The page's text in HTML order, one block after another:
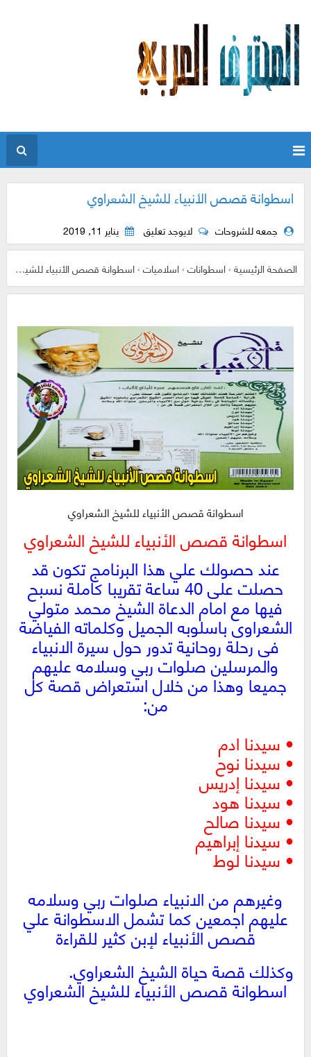
اسطوانة قصص الأنبياء للشيخ الشعراوي
جمعه للشروحات لايوجد تعليق يناير 11, 2019
الصفحة الرئيسية›اسطوانات›اسلاميات›اسطوانة قصص الأنبياء للشيخ الشعراوي
اسطوانة قصص الأنبياء للشيخ الشعراوي
اسطوانة قصص الأنبياء للشيخ الشعراوي
عند حصولك علي هذا البرنامج تكون قد
حصلت على 40 ساعة تقريبا كاملة نسبح
فيها مع امام الدعاة الشيخ محمد متولي
الشعراوى باسلوبه الجميل وكلماته الفياضة
فى رحلة روحانية تدور حول سيرة الانبياء
والمرسلين صلوات ربي وسلامه عليهم
جميعا وهذا من خلال استعراض قصة كل
من:
• سيدنا ادم
• سيدنا نوح
• سيدنا إدريس
• سيدنا هود
• سيدنا صالح
• سيدنا إبراهيم
• سيدنا لوط
وغيرهم من الانبياء صلوات ربي وسلامه
عليهم اجمعين كما تشمل الاسطوانة علي
قصص الأنبياء لإبن كثير للقراءة
وكذلك قصة حياة الشيخ الشعراوي.
اسطوانة قصص الأنبياء للشيخ الشعراوي